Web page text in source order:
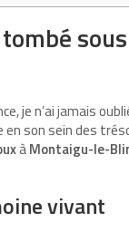
je n’ai jamais
en son sein des
àMontaigu-le-
vivant